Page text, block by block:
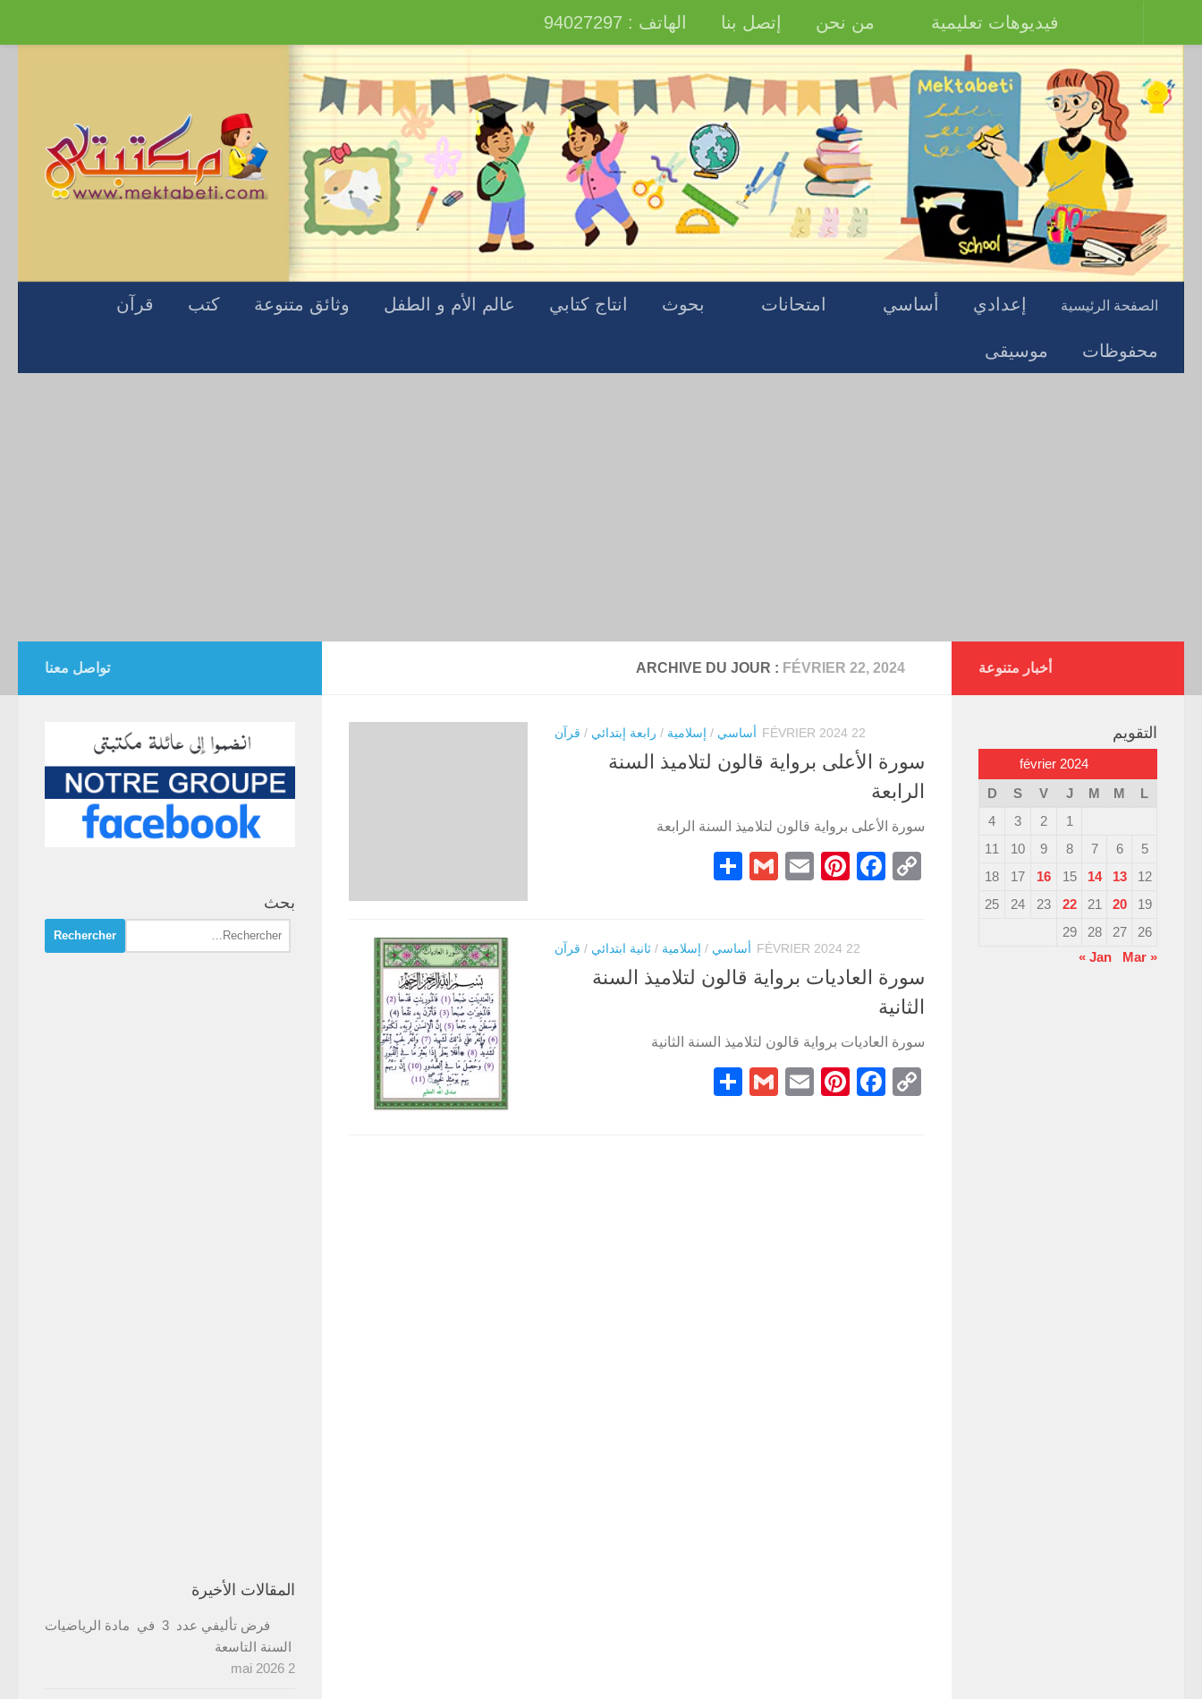
فيديوهات تعليمية من نحن إتصل بنا الهاتف : 94027297
الصفحة الرئيسية إعدادي أساسي امتحانات بحوث انتاج كتابي عالم الأم و الطفل وثائق متنوعة كتب قرآن
محفوظات موسيقى
ARCHIVE DU JOUR : FÉVRIER 22, 2024
أساسي / إسلامية / رابعة إبتدائي / قرآن 22 FÉVRIER 2024
سورة الأعلى برواية قالون لتلاميذ السنة
الرابعة
سورة الأعلى برواية قالون لتلاميذ السنة الرابعة
Copy
Facebook
Pinterest
Email
Gmail
أساسي / إسلامية / ثانية ابتدائي / قرآن 22 FÉVRIER 2024
سورة العاديات برواية قالون لتلاميذ السنة
الثانية
سورة العاديات برواية قالون لتلاميذ السنة الثانية
Copy
Facebook
Pinterest
Email
Gmail
تواصل معنا
بحث
Rechercher :
المقالات الأخيرة
فرض تأليفي عدد 3 في مادة الرياضيات
السنة التاسعة
2 mai 2026
أخبار متنوعة
التقويم
février 2024
L
M
M
J
V
S
D
1
2
3
4
5
6
7
8
9
10
11
12
13
14
15
16
17
18
19
20
21
22
23
24
25
26
27
28
29
« Jan
Mar »